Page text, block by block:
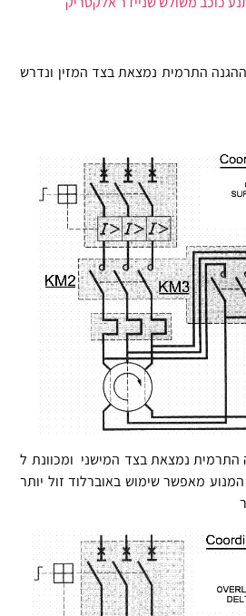
כאשר ההגנה התרמית נמצאת בצד המזין ונדרש
ההגנה התרמית נמצאת בצד המישני ומכוונת ל
המנוע מאפשר שימוש באוברלוד זול יותר
בפופאפ על
במטרה
משתמשים
להעריך את
על פעילות
בשביל מנהלי
שנשמר הוא
מינמילי וכולל את המייל ושם המשתמש, IP
לוועדה